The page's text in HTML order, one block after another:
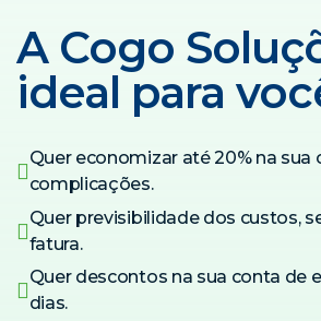
A Cogo
ideal para
Quer economizar até 20% na sua
complicações.
Quer previsibilidade dos custos,
fatura.
Quer descontos na sua conta de
dias.